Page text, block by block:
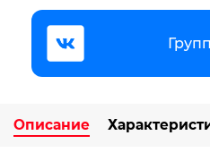
Описание